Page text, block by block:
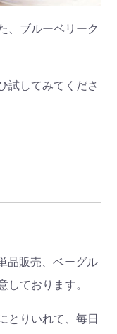
、ブルーベリーク
試してみてくださ
品販売、ベーグル
しております。
とりいれて、毎日